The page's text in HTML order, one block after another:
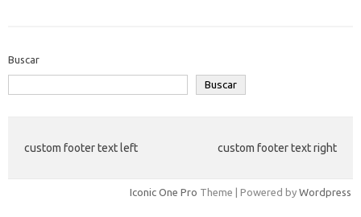
Buscar
Buscar
custom footer text left custom footer text right
Iconic One Pro Theme | Powered by Wordpress